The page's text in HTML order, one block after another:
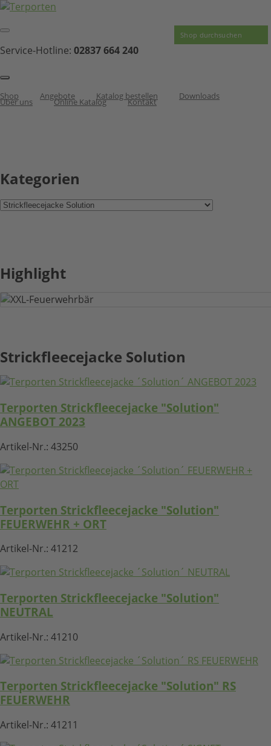
Service-Hotline: 02837 664 240
Shop Angebote Katalog bestellen Downloads
Über uns Online Katalog Kontakt
Kategorien
Highlight
HIER KLICKEN
Strickfleecejacke Solution
Terporten Strickfleecejacke "Solution"
ANGEBOT 2023
Artikel-Nr.: 43250
Terporten Strickfleecejacke "Solution"
FEUERWEHR + ORT
Artikel-Nr.: 41212
Terporten Strickfleecejacke "Solution"
NEUTRAL
Artikel-Nr.: 41210
Terporten Strickfleecejacke "Solution" RS
FEUERWEHR
Artikel-Nr.: 41211